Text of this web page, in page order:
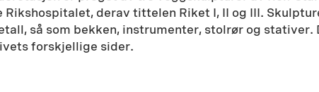
derav tittelen Riket I, II og III.
så som bekken, instrumenter, stolrør og
forskjellige sider.